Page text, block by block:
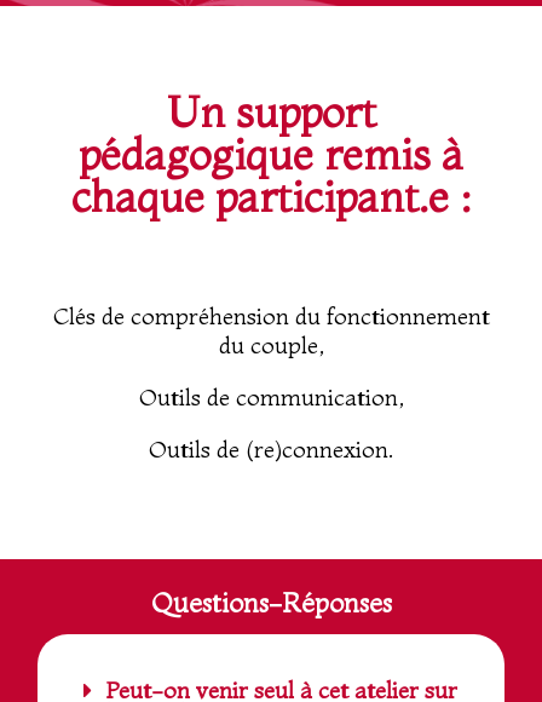
Un support
pédagogique remis à
chaque participant.e :
Clés de compréhension du fonctionnement
du couple,
Outils de communication,
Outils de (re)connexion.
Questions-Réponses
Peut-on venir seul à cet atelier sur